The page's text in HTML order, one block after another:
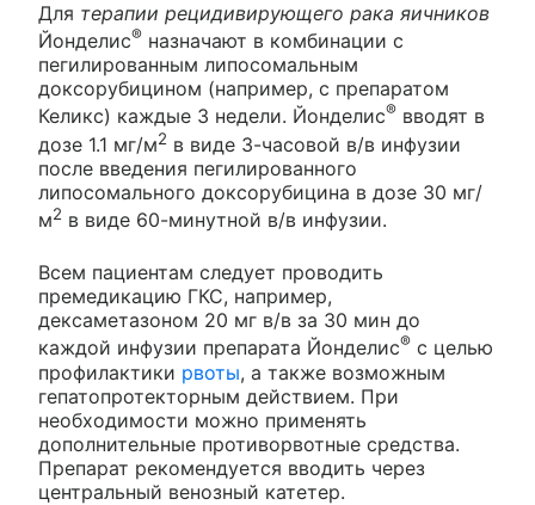
Для терапии рецидивирующего рака яичников
Йонделис® назначают в комбинации с
пегилированным липосомальным
доксорубицином (например, с препаратом
Келикс) каждые 3 недели. Йонделис® вводят в
дозе 1.1 мг/м2 в виде 3-часовой в/в инфузии
после введения пегилированного
липосомального доксорубицина в дозе 30 мг/
м2 в виде 60-минутной в/в инфузии.
Всем пациентам следует проводить
премедикацию ГКС, например,
дексаметазоном 20 мг в/в за 30 мин до
каждой инфузии препарата Йонделис® с целью
профилактики рвоты, а также возможным
гепатопротекторным действием. При
необходимости можно применять
дополнительные противорвотные средства.
Препарат рекомендуется вводить через
центральный венозный катетер.